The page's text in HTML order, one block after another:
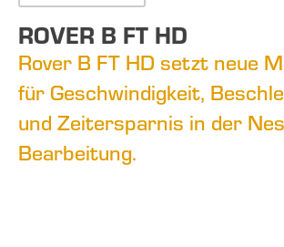
ROVER B FT HD
Rover B FT HD setzt neue
für Geschwindigkeit,
und Zeitersparnis in der
Bearbeitung.